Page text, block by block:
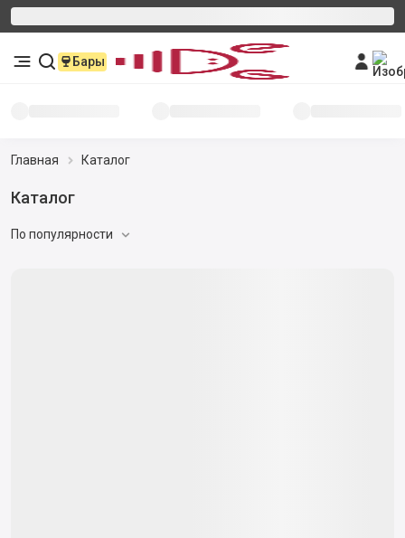
Бары
Главная Каталог
Каталог
По популярности